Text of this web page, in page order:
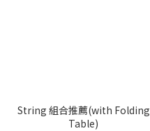
String 組合推薦(with Folding
Table)